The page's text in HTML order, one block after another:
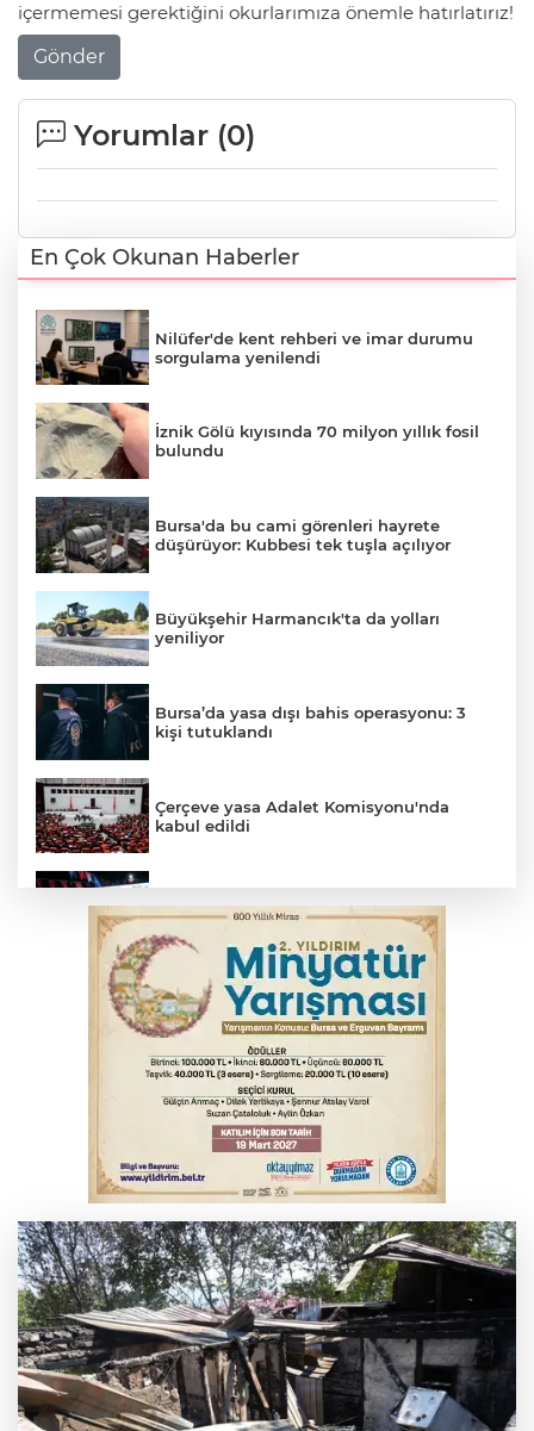
içermemesi gerektiğini okurlarımıza önemle hatırlatırız!
Gönder
Yorumlar (0)
En Çok Okunan Haberler
Nilüfer'de kent rehberi ve imar durumu
sorgulama yenilendi
İznik Gölü kıyısında 70 milyon yıllık fosil
bulundu
Bursa'da bu cami görenleri hayrete
düşürüyor: Kubbesi tek tuşla açılıyor
Büyükşehir Harmancık'ta da yolları
yeniliyor
Bursa’da yasa dışı bahis operasyonu: 3
kişi tutuklandı
Çerçeve yasa Adalet Komisyonu'nda
kabul edildi
Fetih coşkusu Keles'e taşındı
İnegöl’de yangın paniği! Apartmana
sıçrayan alevler söndürüldü
6. Perseid Meteor Yağmuru Gözlem
Etkinliği Karacabey'de gökyüzü
tutkunlarını buluşturacak
Serbest piyasada döviz fiyatları